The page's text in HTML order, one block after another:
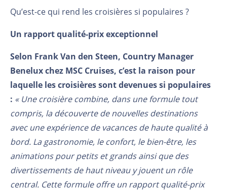
Qu’est-ce qui rend les croisières si populaires ?
Un rapport qualité-prix exceptionnel
Selon Frank Van den Steen, Country Manager
Benelux chez MSC Cruises, c’est la raison pour
laquelle les croisières sont devenues si populaires
: « Une croisière combine, dans une formule tout
compris, la découverte de nouvelles destinations
avec une expérience de vacances de haute qualité à
bord. La gastronomie, le confort, le bien-être, les
animations pour petits et grands ainsi que des
divertissements de haut niveau y jouent un rôle
central. Cette formule offre un rapport qualité-prix